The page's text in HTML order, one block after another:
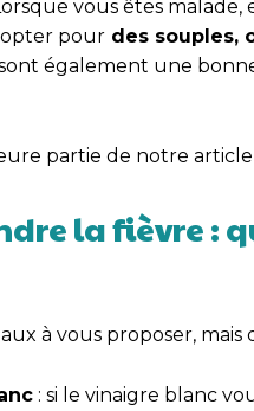
vous êtes
pour des souples,
également une
partie de notre article
la fièvre :
à vous proposer,
: si le vinaigre blanc